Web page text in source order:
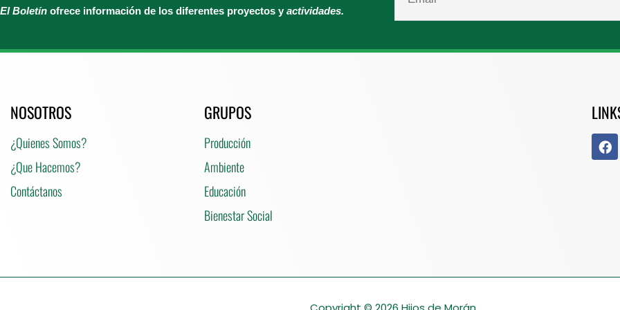
El Boletín ofrece información de los diferentes proyectos y actividades.
NOSOTROS
¿Quienes Somos?
¿Que Hacemos?
Contáctanos
GRUPOS
Producción
Ambiente
Educación
Bienestar Social